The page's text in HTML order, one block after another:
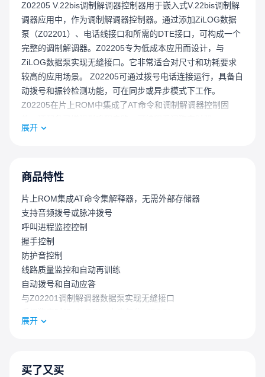
Z02205 V.22bis调制解调器控制器用于嵌入式V.22bis调制解
调器应用中，作为调制解调器控制器。通过添加ZiLOG数据
泵（Z02201）、电话线接口和所需的DTE接口，可构成一个
完整的调制解调器。Z02205专为低成本应用而设计，与
ZiLOG数据泵实现无缝接口。它非常适合对尺寸和功耗要求
较高的应用场景。 Z02205可通过拨号电话连接运行，具备自
动拨号和振铃检测功能，可在同步或异步模式下工作。
Z02205在片上ROM中集成了AT命令和调制解调器控制固
（WDT）以及低噪声/电磁干扰选项。 存储在片上ROM中的
自动拨号 防护音 挂机和摘机 自动再训练
展开
商品特性
片上ROM集成AT命令集解释器，无需外部存储器
支持音频拨号或脉冲拨号
呼叫进程监控控制
握手控制
防护音控制
线路质量监控和自动再训练
自动拨号和自动应答
与Z02201调制解调器数据泵实现无缝接口
I类来电显示
商业温度范围：0℃至+70℃
展开
买了又买